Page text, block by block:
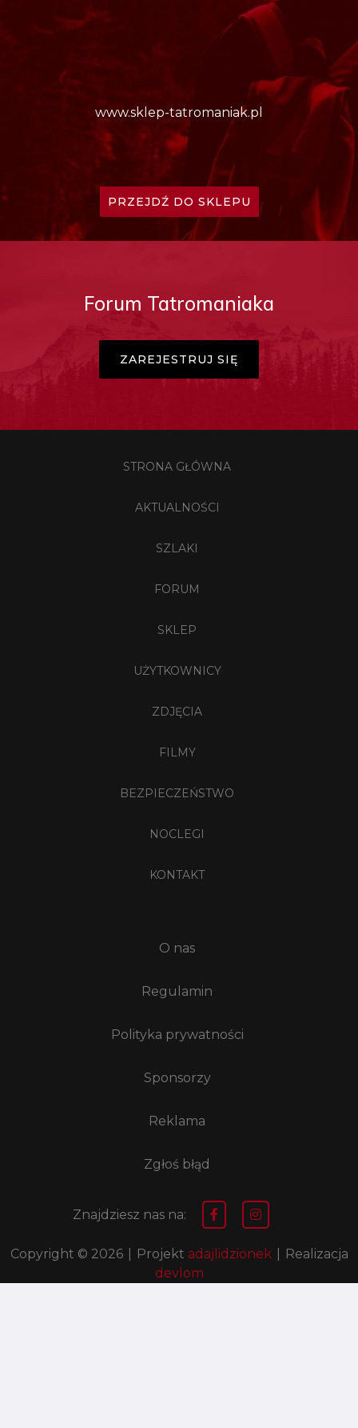
www.sklep-tatromaniak.pl
PRZEJDŹ DO SKLEPU
Forum Tatromaniaka
ZAREJESTRUJ SIĘ
STRONA GŁÓWNA
AKTUALNOŚCI
SZLAKI
FORUM
SKLEP
UŻYTKOWNICY
ZDJĘCIA
FILMY
BEZPIECZEŃSTWO
NOCLEGI
KONTAKT
O nas
Regulamin
Polityka prywatności
Sponsorzy
Reklama
Zgłoś błąd
Znajdziesz nas na:
Copyright © 2026 Projekt adajlidzionek
Realizacja
devlom